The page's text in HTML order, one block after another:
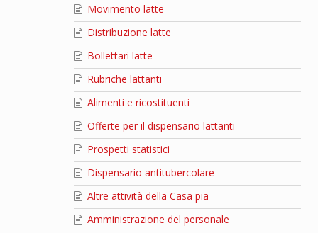
Movimento latte
Distribuzione latte
Bollettari latte
Rubriche lattanti
Alimenti e ricostituenti
Offerte per il dispensario lattanti
Prospetti statistici
Dispensario antitubercolare
Altre attività della Casa pia
Amministrazione del personale